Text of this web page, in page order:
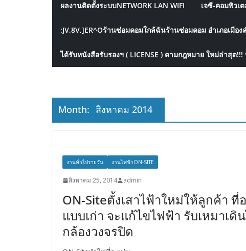
ผลงานติดตั้งระบบNETWORK LAN WIFI เจซี-คอมพิวเ
:JV,8V,]ER^Oร้านซ่อมคอมใกล้ฉันร้านซ่อมคอม อำเภอเ
ได้รับหนังสือรับรองฯ ( LICENSE ) ตามกฎหมาย ใหม่ล่าสุด
Month: สิงหาคม 2014
งานทั่วไปรายวัน งานไฟฟ้าON-SITE
สิงหาคม 25, 2014 admin
ON-Siteตั้งเสาไฟ้าใหม่ให้ลูกค้า ที่
แบบเก่า จะแก้ไขไฟฟ้า รับเหมาเ
กล้องวงจรปิด